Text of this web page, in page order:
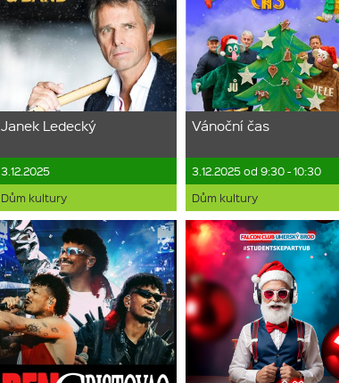
Janek Ledecký
3.12.2025
Dům kultury
Vánoční čas
3.12.2025 od 9:30 - 10:30
Dům kultury